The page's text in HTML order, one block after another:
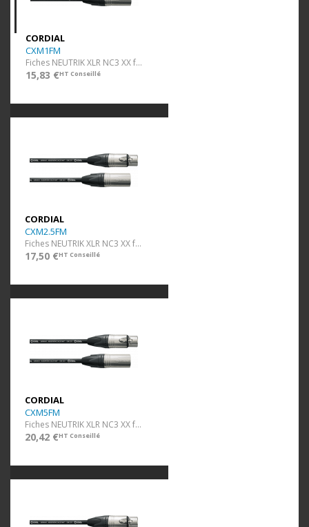
CORDIAL
CXM1FM
Fiches NEUTRIK XLR NC3 XX f/m - 1 m
15,83 €HT Conseillé
CORDIAL
CXM2.5FM
Fiches NEUTRIK XLR NC3 XX f/m - 2,5 m
17,50 €HT Conseillé
CORDIAL
CXM5FM
Fiches NEUTRIK XLR NC3 XX f/m - 5 m
20,42 €HT Conseillé